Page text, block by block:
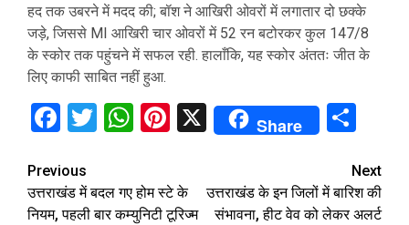
हद तक उबरने में मदद की; बॉश ने आखिरी ओवरों में लगातार दो छक्के
जड़े, जिससे MI आखिरी चार ओवरों में 52 रन बटोरकर कुल 147/8
के स्कोर तक पहुंचने में सफल रही. हालाँकि, यह स्कोर अंततः जीत के
लिए काफी साबित नहीं हुआ.
Facebook
Twitter
WhatsApp
Pinterest
X Share
Continue
Reading
Previous
उत्तराखंड में बदल गए होम स्टे के
नियम, पहली बार कम्युनिटी टूरिज्म
Next
उत्तराखंड के इन जिलों में बारिश की
संभावना, हीट वेव को लेकर अलर्ट